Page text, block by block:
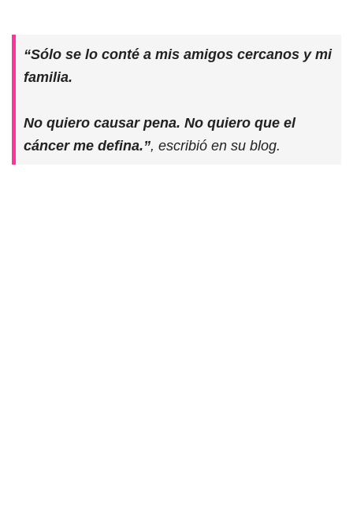
“Sólo se lo conté a mis amigos cercanos y mi
familia.
No quiero causar pena. No quiero que el
cáncer me defina.”, escribió en su blog.